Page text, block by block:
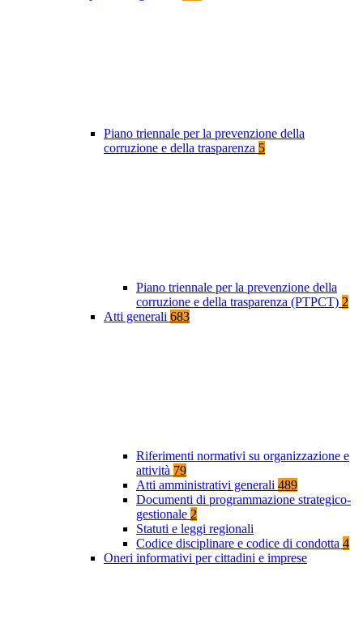
Piano triennale per la prevenzione della
corruzione e della trasparenza 5
Piano triennale per la prevenzione della
corruzione e della trasparenza (PTPCT) 2
Atti generali 683
Riferimenti normativi su organizzazione e
attività 79
Atti amministrativi generali 489
Documenti di programmazione strategico-
gestionale 2
Statuti e leggi regionali
Codice disciplinare e codice di condotta 4
Oneri informativi per cittadini e imprese